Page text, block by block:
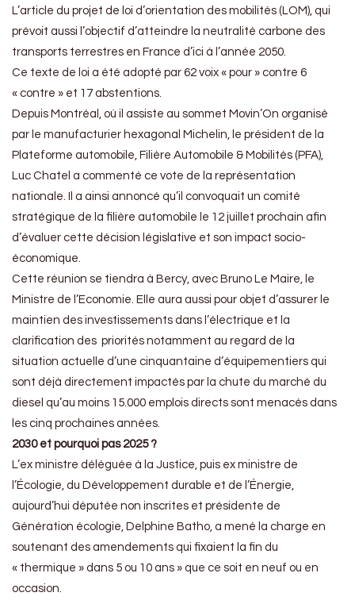
L’article du projet de loi d’orientation des mobilités (LOM), qui
prévoit aussi l’objectif d’atteindre la neutralité carbone des
transports terrestres en France d’ici à l’année 2050.
Ce texte de loi a été adopté par 62 voix « pour » contre 6
« contre » et 17 abstentions.
Depuis Montréal, où il assiste au sommet Movin’On organisé
par le manufacturier hexagonal Michelin, le président de la
Plateforme automobile, Filière Automobile & Mobilités (PFA),
Luc Chatel a commenté ce vote de la représentation
nationale. Il a ainsi annoncé qu’il convoquait un comité
stratégique de la filière automobile le 12 juillet prochain afin
d’évaluer cette décision législative et son impact socio-
économique.
Cette réunion se tiendra à Bercy, avec Bruno Le Maire, le
Ministre de l’Economie. Elle aura aussi pour objet d’assurer le
maintien des investissements dans l’électrique et la
clarification des priorités notamment au regard de la
situation actuelle d’une cinquantaine d’équipementiers qui
sont déjà directement impactés par la chute du marché du
diesel qu’au moins 15.000 emplois directs sont menacés dans
les cinq prochaines années.
2030 et pourquoi pas 2025 ?
L’ex ministre déléguée à la Justice, puis ex ministre de
l’Écologie, du Développement durable et de l’Énergie,
aujourd’hui députée non inscrites et présidente de
Génération écologie, Delphine Batho, a mené la charge en
soutenant des amendements qui fixaient la fin du
« thermique » dans 5 ou 10 ans » que ce soit en neuf ou en
occasion.